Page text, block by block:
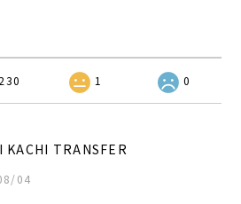
230 1 0
KACHI TRANSFER
04